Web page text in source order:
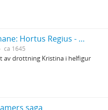
Schering Rosenhane: Hortus Regius - Drottning Christinas stamträd med emblemata politica
ca 1645
av drottning Kristina i helfigur
saga